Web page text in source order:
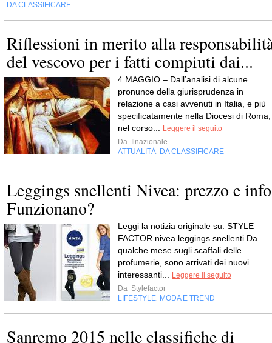
DA CLASSIFICARE
Riflessioni in merito alla
del vescovo per i fatti compiuti dai...
4 MAGGIO – Dall’analisi di alcune
pronunce della giurisprudenza in
relazione a casi avvenuti in Italia, e più
specificatamente nella Diocesi di Roma,
nel corso...
Leggere il seguito
Da
Ilnazionale
ATTUALITÀ DA CLASSIFICARE
Leggings snellenti Nivea: prezzo e
Funzionano?
Leggi la notizia originale su: STYLE
FACTOR nivea leggings snellenti Da
qualche mese sugli scaffali delle
profumerie, sono arrivati dei nuovi
interessanti...
Leggere il seguito
Da Stylefactor
LIFESTYLE MODA E TREND
Sanremo 2015 nelle classifiche di